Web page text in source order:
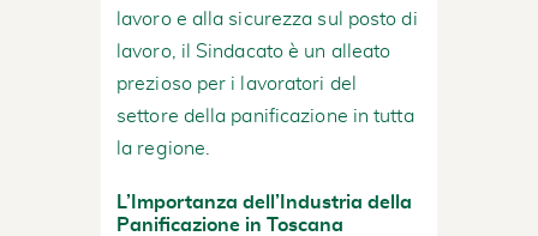
lavoro e alla sicurezza sul posto di
lavoro, il Sindacato è un alleato
prezioso per i lavoratori del
settore della panificazione in tutta
la regione.
L’Importanza dell’Industria della
Panificazione in Toscana